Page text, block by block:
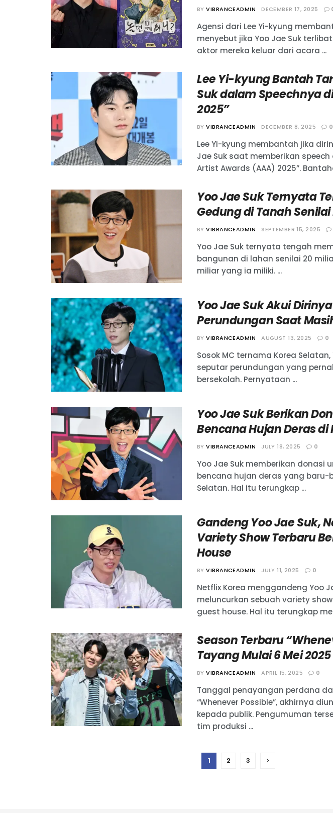
BY VIBRANCEADMIN DECEMBER 17, 2025
Agensi dari Lee Yi-kyung
menyebut jika Yoo Jae Suk
aktor mereka keluar dari acara ...
Lee Yi-kyung Bantah
Suk dalam Speechnya
2025”
BY VIBRANCEADMIN DECEMBER 8, 2025 0
Lee Yi-kyung membantah jika
Jae Suk saat memberikan
Artist Awards (AAA) 2025”.
Yoo Jae Suk Ternyata
Gedung di Tanah
BY VIBRANCEADMIN SEPTEMBER 15, 2025
Yoo Jae Suk ternyata tengah
bangunan di lahan senilai 20
miliar yang ia miliki. ...
Yoo Jae Suk Akui
Perundungan Saat
BY VIBRANCEADMIN AUGUST 13, 2025 0
Sosok MC ternama Korea
seputar perundungan yang
bersekolah. Pernyataan ...
Yoo Jae Suk Berikan
Bencana Hujan Deras di
BY VIBRANCEADMIN JULY 18, 2025 0
Yoo Jae Suk memberikan donasi
bencana hujan deras yang baru-
Selatan. Hal itu terungkap ...
Gandeng Yoo Jae Suk,
Variety Show Terbaru
House
BY VIBRANCEADMIN JULY 11, 2025 0
Netflix Korea menggandeng Yoo
meluncurkan sebuah variety
guest house. Hal itu terungkap
Season Terbaru
Tayang Mulai 6 Mei 2025
BY VIBRANCEADMIN APRIL 15, 2025 0
Tanggal penayangan perdana
“Whenever Possible”, akhirnya
kepada publik. Pengumuman
tim produksi ...
1 2 3